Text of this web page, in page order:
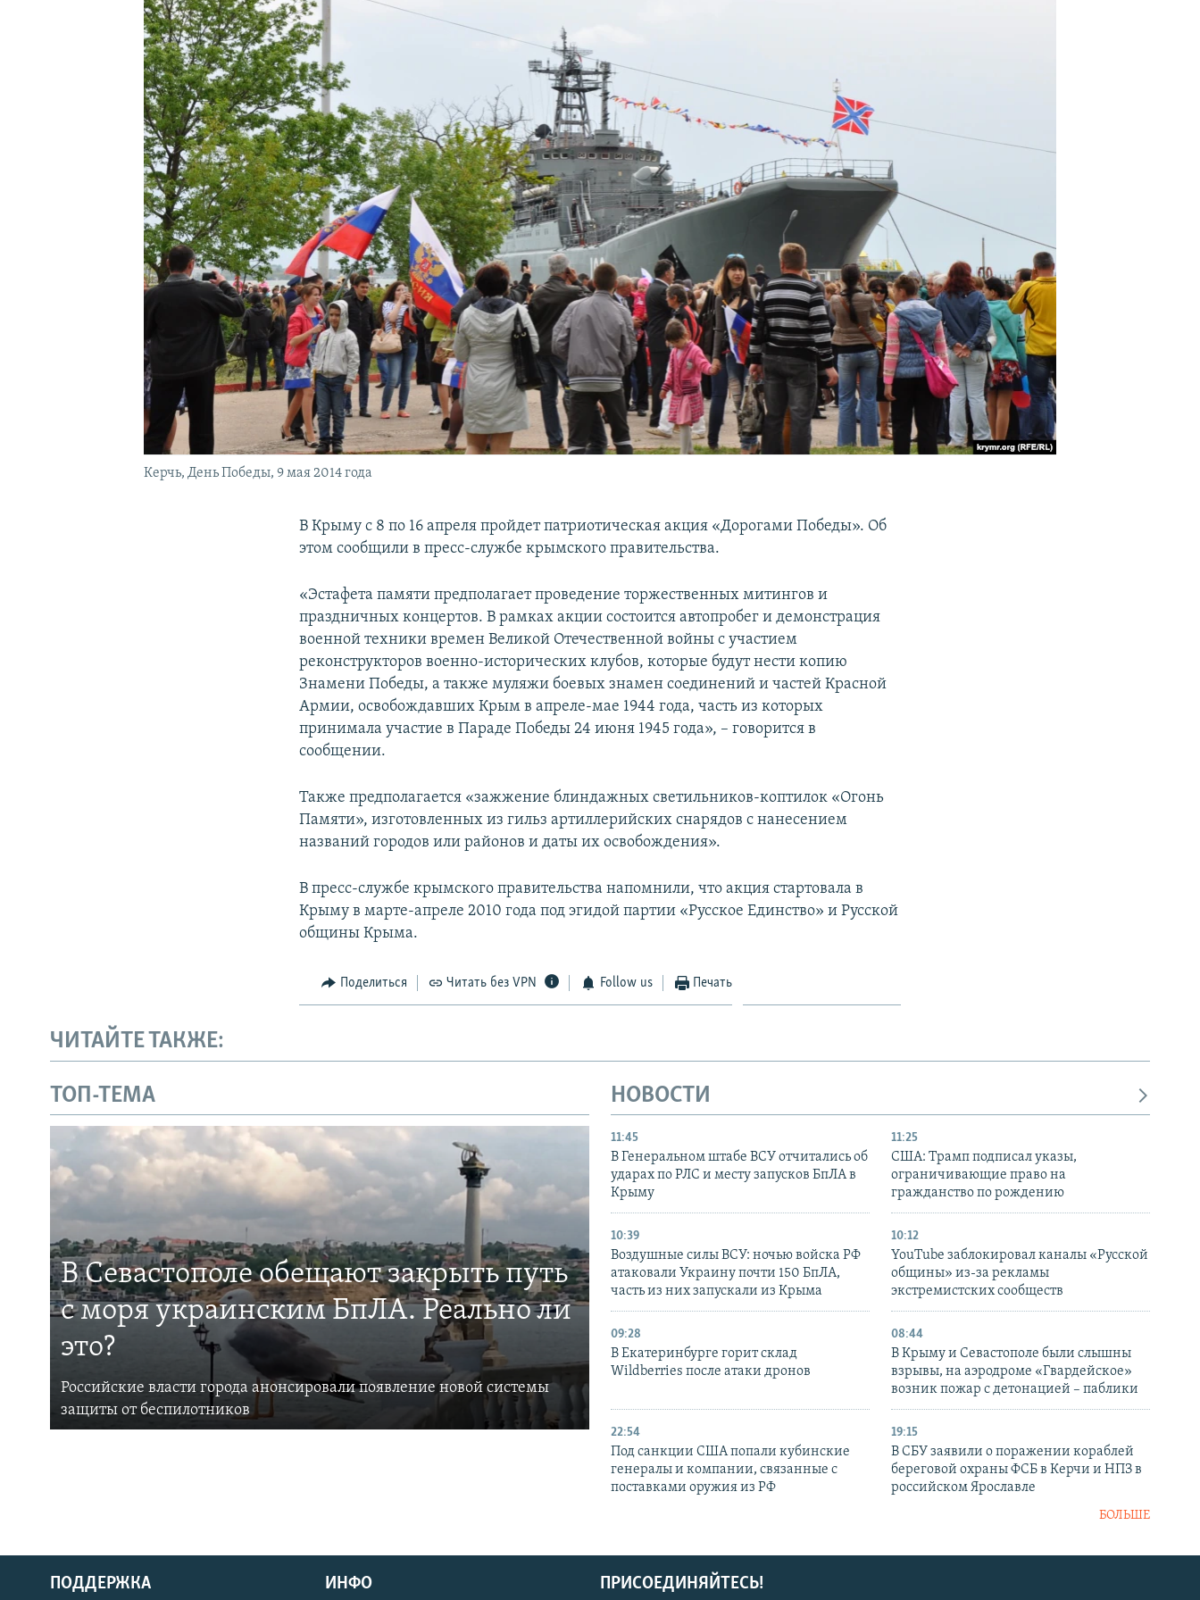
КРЫМ.НЕПОКОРЕННЫЙ
УКРАИНСКАЯ ПРОБЛЕМА КРЫМА
Керчь, День Победы, 9 мая 2014 года
В Крыму с 8 по 16 апреля пройдет патриотическая акция «Дорогами Победы». Об
этом сообщили в пресс-службе крымского правительства.
«Эстафета памяти предполагает проведение торжественных митингов и
праздничных концертов. В рамках акции состоится автопробег и демонстрация
военной техники времен Великой Отечественной войны с участием
реконструкторов военно-исторических клубов, которые будут нести копию
Знамени Победы, а также муляжи боевых знамен соединений и частей Красной
Армии, освобождавших Крым в апреле-мае 1944 года, часть из которых
принимала участие в Параде Победы 24 июня 1945 года», – говорится в
сообщении.
Также предполагается «зажжение блиндажных светильников-коптилок «Огонь
Памяти», изготовленных из гильз артиллерийских снарядов с нанесением
названий городов или районов и даты их освобождения».
В пресс-службе крымского правительства напомнили, что акция стартовала в
Крыму в марте-апреле 2010 года под эгидой партии «Русское Единство» и Русской
общины Крыма.
Поделиться Читать без VPN Follow us Печать
ЧИТАЙТЕ ТАКЖЕ:
ТОП-ТЕМА
В Севастополе обещают закрыть путь
с моря украинским БпЛА. Реально ли
это?
Российские власти города анонсировали появление новой системы
защиты от беспилотников
НОВОСТИ
11:45
В Генеральном штабе ВСУ отчитались об
ударах по РЛС и месту запусков БпЛА в
Крыму
11:25
США: Трамп подписал указы,
ограничивающие право на
гражданство по рождению
10:39
Воздушные силы ВСУ: ночью войска РФ
атаковали Украину почти 150 БпЛА,
часть из них запускали из Крыма
10:12
YouTube заблокировал каналы «Русской
общины» из-за рекламы
экстремистских сообществ
09:28
В Екатеринбурге горит склад
Wildberries после атаки дронов
08:44
В Крыму и Севастополе были слышны
взрывы, на аэродроме «Гвардейское»
возник пожар с детонацией – паблики
22:54
Под санкции США попали кубинские
генералы и компании, связанные с
поставками оружия из РФ
19:15
В СБУ заявили о поражении кораблей
береговой охраны ФСБ в Керчи и НПЗ в
российском Ярославле
БОЛЬШЕ
ПРИСОЕДИНЯЙТЕСЬ!
ПОДДЕРЖКА ИНФО